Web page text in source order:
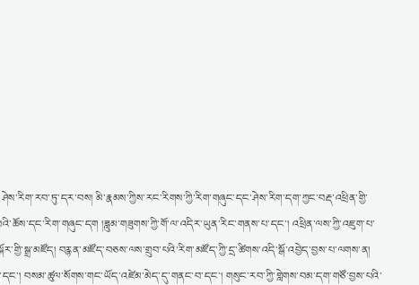
མི་རྣམས་ཀྱིས་རང་རིགས་ཀྱི་རིག་གཞུང་དང་ཤེས་རིག་དག་ཀྱང་བརྡ་འཕྲིན་གྱི་
།ཟླུམ་གཟུགས་ཀྱི་གོ་ལ་འདིར་ཡུན་རིང་གནས་པ་དང་། འཕྲིན་ལས་ཀྱི་འཇུག་པ་
བརྙན་མཛོད་བཅས་ལས་གྲུབ་པའི་རིག་མཛོད་ཀྱི་དྲ་ཚིགས་འདི་སྒོ་འབྱེད་བྱས་པ་ལགས་ན།
བསམ་ཚུལ་སོགས་གང་ཡོད་འཛེམ་མེད་དུ་གནང་བ་དང་། གསུང་རབ་ཀྱི་གླེགས་བམ་དག་གཙོ་བྱས་པའི་